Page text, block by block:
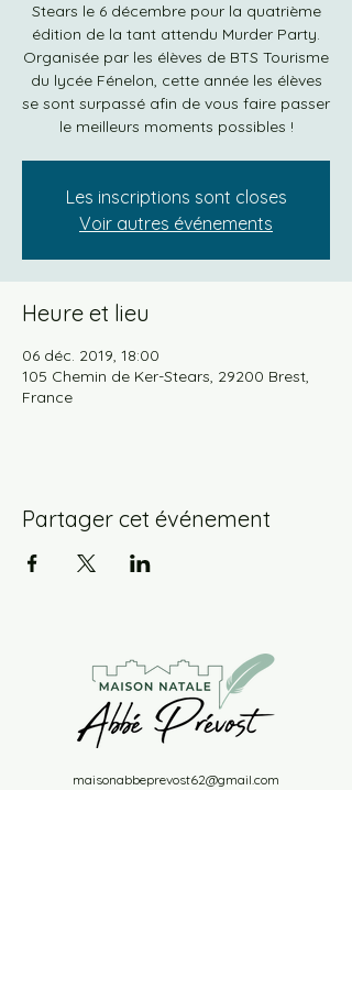
Stears le 6 décembre pour la quatrième
édition de la tant attendu Murder Party.
Organisée par les élèves de BTS Tourisme
du lycée Fénelon, cette année les élèves
se sont surpassé afin de vous faire passer
le meilleurs moments possibles !
Les inscriptions sont closes
Voir autres événements
Heure et lieu
06 déc. 2019, 18:00
105 Chemin de Ker-Stears, 29200 Brest,
France
Partager cet événement
maisonabbeprevost62@gmail.com